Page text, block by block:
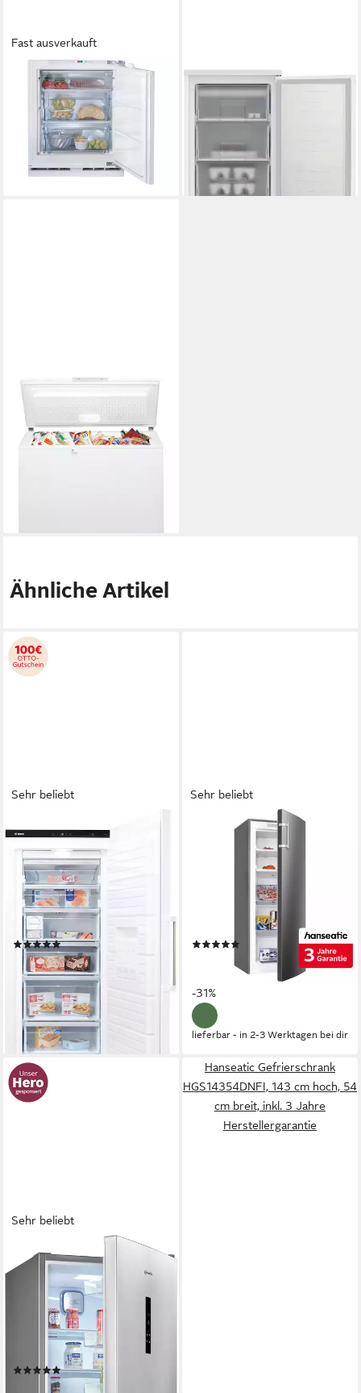
Fast ausverkauft
BAUKNECHT
Gefrierschrank GSU 8F2
Kapazität Gefrieren
Produktdatenblatt
534,89 €
15,53 €
mtl. in 48 Raten
lieferbar - in 5-6 Werktagen bei dir
BAUKNECHT
Gefrierschrank K55Z1 113W
493,99 €
mtl. in 36 Raten
lieferbar - in 6-7 Werktagen bei dir
Gefriertruhe GTE ECO 222 C
EX
Produktdatenblatt
Ähnliche Artikel
Sehr beliebt
BOSCH
GSN54AWCV
70 x 176 x 78 cm B/H/T
328 l Kapazität Gefrieren
38 dB(A) Betriebsgeräusch
Produktdatenblatt
(122)
879,00 € UVP1.659,00 €
25,52 €mtl. in 48 Raten
-47%
lieferbar in 3 Wochen
Sehr beliebt
HANSEATIC
Gefrierschrank
HGS14355CNFI
54 x 143 x 60 cm B/H/T
Kapazität Gefrieren
Betriebsgeräusch
Produktdatenblatt
UVP699,00 €
mtl. in 36 Raten
-31%
lieferbar - in 2-3 Werktagen bei dir
Sehr beliebt
BAUKNECHT
Kühl-/Gefrierkombination
KGN Eco 201 C
59,5 x 203,5 x 66,3 cm
B/H/T
Kapazität Kühlen
Kapazität Frieren
Produktdatenblatt
(156)
549,00 € UVP779,00 €
Hanseatic Gefrierschrank
HGS14354DNFI, 143 cm hoch, 54
cm breit, inkl. 3 Jahre
Herstellergarantie